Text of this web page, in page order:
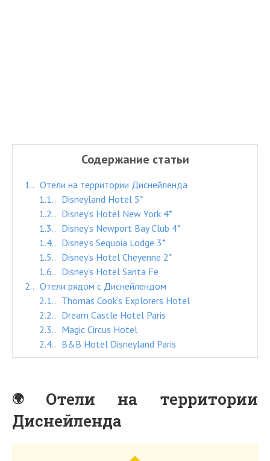
Содержание статьи
1.
Отели на территории Диснейленда
1.1.
Disneyland Hotel 5*
1.2.
Disney’s Hotel New York 4*
1.3.
Disney’s Newport Bay Club 4*
1.4.
Disney’s Sequoia Lodge 3*
1.5.
Disney’s Hotel Cheyenne 2*
1.6.
Disney’s Hotel Santa Fe
2.
Отели рядом с Диснейлендом
2.1.
Thomas Cook’s Explorers Hotel
2.2.
Dream Castle Hotel Paris
2.3.
Magic Circus Hotel
2.4.
B&B Hotel Disneyland Paris
Отели на территории
Диснейленда